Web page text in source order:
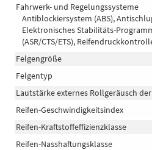
Fahrwerk- und Regelungssysteme
Antiblockiersystem (ABS),
Elektronisches Stabilitäts-
(ASR/CTS/ETS),
Felgengröße
Felgentyp
Lautstärke externes Rollgeräusch
Reifen-Geschwindigkeitsindex
Reifen-Kraftstoffeffizienzklasse
Reifen-Nasshaftungsklasse